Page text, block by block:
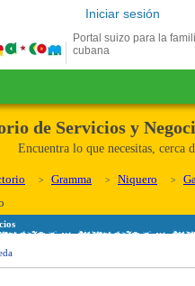
Iniciar sesión
Portal suizo para la
cubana
de Servicios y
Encuentra lo que necesitas, cerca
Gramma Niquero